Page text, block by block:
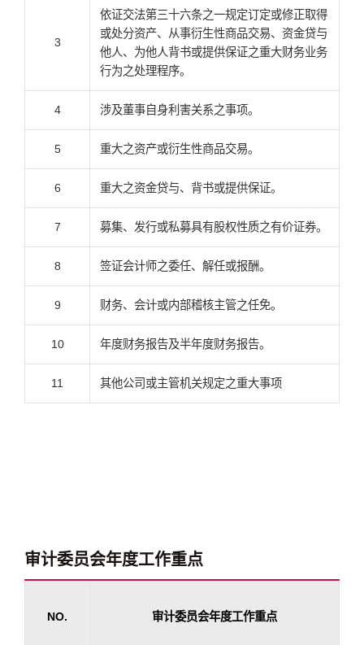
3
依证交法第三十六条之一规定订定或修正取得
或处分资产、从事衍生性商品交易、资金贷与
他人、为他人背书或提供保证之重大财务业务
行为之处理程序。
4 涉及董事自身利害关系之事项。
5 重大之资产或衍生性商品交易。
6 重大之资金贷与、背书或提供保证。
7 募集、发行或私募具有股权性质之有价证券。
8 签证会计师之委任、解任或报酬。
9 财务、会计或内部稽核主管之任免。
10 年度财务报告及半年度财务报告。
11 其他公司或主管机关规定之重大事项
审计委员会年度工作重点
NO. 审计委员会年度工作重点